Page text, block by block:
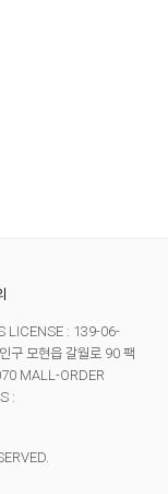
LICENSE : 139-06-
구 모현읍 갈월로 90 팩
MALL-ORDER
: